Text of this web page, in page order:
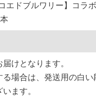
エドブルワリー】コラ
けとなります。
場合は、発送用の白い
ます。